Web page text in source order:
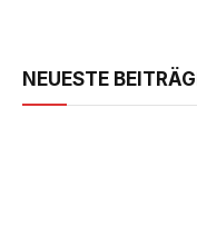
NEUESTE